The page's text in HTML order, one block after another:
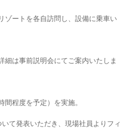
ゾートを各自訪問し、設備に乗車い
細は事前説明会にてご案内いたしま
間程度を予定）を実施。
て発表いただき、現場社員よりフィ